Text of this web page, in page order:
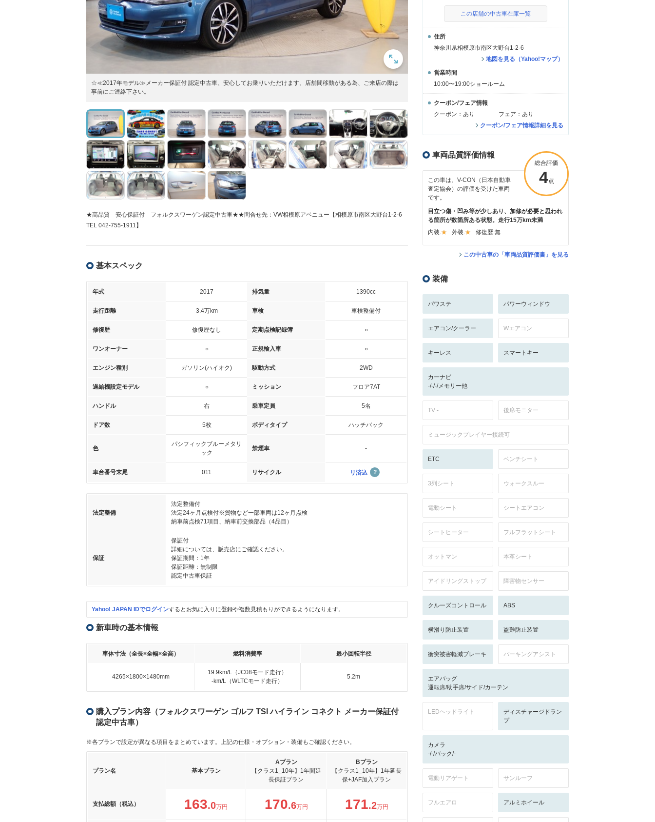
☆≪2017年モデル≫メーカー保証付 認定中古車、安心してお乗りいただけます。店舗間移動がある為、ご来店の際は
事前にご連絡下さい。
★高品質 安心保証付 フォルクスワーゲン認定中古車★★問合せ先：VW相模原アベニュー【相模原市南区大野台1-2-6
TEL 042-755-1911】
基本スペック
年式 2017 排気量 1390cc
走行距離 3.4万km 車検 車検整備付
修復歴 修復歴なし 定期点検記録簿 ○
ワンオーナー ○ 正規輸入車 ○
エンジン種別 ガソリン(ハイオク) 駆動方式 2WD
過給機設定モデル ○ ミッション フロア7AT
ハンドル 右 乗車定員 5名
ドア数 5枚 ボディタイプ ハッチバック
色
パシフィックブルーメタリ
ック
禁煙車 -
車台番号末尾 011 リサイクル リ済込
法定整備
法定整備付
法定24ヶ月点検付※貨物など一部車両は12ヶ月点検
納車前点検71項目、納車前交換部品（4品目）
保証
保証付
詳細については、販売店にご確認ください。
保証期間：1年
保証距離：無制限
認定中古車保証
Yahoo! JAPAN IDでログインするとお気に入りに登録や複数見積もりができるようになります。
新車時の基本情報
車体寸法（全長×全幅×全高） 燃料消費率 最小回転半径
4265×1800×1480mm
19.9km/L（JC08モード走行）
-km/L（WLTCモード走行）
5.2m
購入プラン内容（フォルクスワーゲン ゴルフ TSI ハイライン コネクト メーカー保証付
認定中古車）
※各プランで設定が異なる項目をまとめています。上記の仕様・オプション・装備もご確認ください。
プラン名 基本プラン
Aプラン
【クラス1_10年】1年間延
長保証プラン
Bプラン
【クラス1_10年】1年延長
保+JAF加入プラン
支払総額（税込） 163.0万円 170.6万円 171.2万円
この店舗の中古車在庫一覧
住所
神奈川県相模原市南区大野台1-2-6
地図を見る（Yahoo!マップ）
営業時間
10:00〜19:00ショールーム
クーポン/フェア情報
クーポン：あり
フェア：あり
クーポン/フェア情報詳細を見る
車両品質評価情報
総合評価
4点
この車は、V-CON（日本自動車
査定協会）の評価を受けた車両
です。
目立つ傷・凹み等が少しあり、加修が必要と思われ
る箇所が数箇所ある状態。走行15万km未満
内装:
外装: 修復歴:無
この中古車の「車両品質評価書」を見る
装備
パワステ パワーウィンドウ
エアコン/クーラー Wエアコン
キーレス スマートキー
カーナビ
-/-/-/メモリー他
TV:- 後席モニター
ミュージックプレイヤー接続可
ETC ベンチシート
3列シート ウォークスルー
電動シート シートエアコン
シートヒーター フルフラットシート
オットマン 本革シート
アイドリングストップ 障害物センサー
クルーズコントロール ABS
横滑り防止装置 盗難防止装置
衝突被害軽減ブレーキ パーキングアシスト
エアバッグ
運転席/助手席/サイド/カーテン
LEDヘッドライト
ディスチャージドラン
プ
カメラ
-/-/バック/-
電動リアゲート サンルーフ
フルエアロ アルミホイール